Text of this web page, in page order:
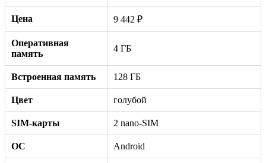
Цена 9 442 ₽
Оперативная
память
4 ГБ
Встроенная память 128 ГБ
Цвет голубой
SIM-карты 2 nano-SIM
ОС Android